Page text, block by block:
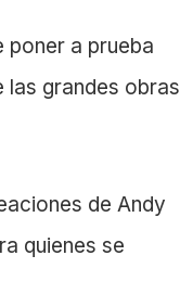
poner a prueba
grandes obras
de Andy
quienes se